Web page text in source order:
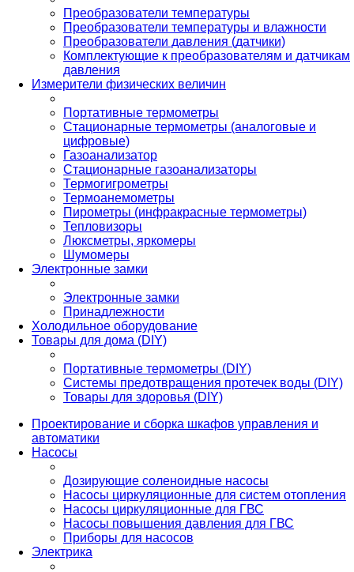
Преобразователи температуры
Преобразователи температуры и влажности
Преобразователи давления (датчики)
Комплектующие к преобразователям и датчикам
давления
Измерители физических величин
Портативные термометры
Стационарные термометры (аналоговые и
цифровые)
Газоанализатор
Стационарные газоанализаторы
Термогигрометры
Термоанемометры
Пирометры (инфракрасные термометры)
Тепловизоры
Люксметры, яркомеры
Шумомеры
Электронные замки
Электронные замки
Принадлежности
Холодильное оборудование
Товары для дома (DIY)
Портативные термометры (DIY)
Системы предотвращения протечек воды (DIY)
Товары для здоровья (DIY)
Проектирование и сборка шкафов управления и
автоматики
Насосы
Дозирующие соленоидные насосы
Насосы циркуляционные для систем отопления
Насосы циркуляционные для ГВС
Насосы повышения давления для ГВС
Приборы для насосов
Электрика